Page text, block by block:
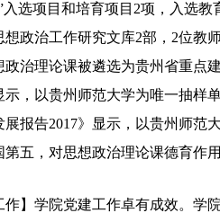
入选项目和培育项目2项，入选教
想政治工作研究文库2部，2位教
政治理论课被遴选为贵州省重点
示，以贵州师范大学为唯一抽样
展报告2017》显示，以贵州师范
第五，对思想政治理论课德育作
作】学院党建工作卓有成效。学